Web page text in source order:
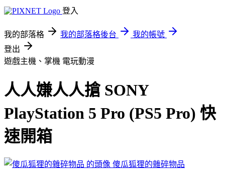
登入
我的部落格 我的部落格後台
我的帳號
登出
遊戲主機、掌機 電玩動漫
人人嫌人人搶 SONY
PlayStation 5 Pro (PS5 Pro) 快
速開箱
傻瓜狐狸的雜碎物品